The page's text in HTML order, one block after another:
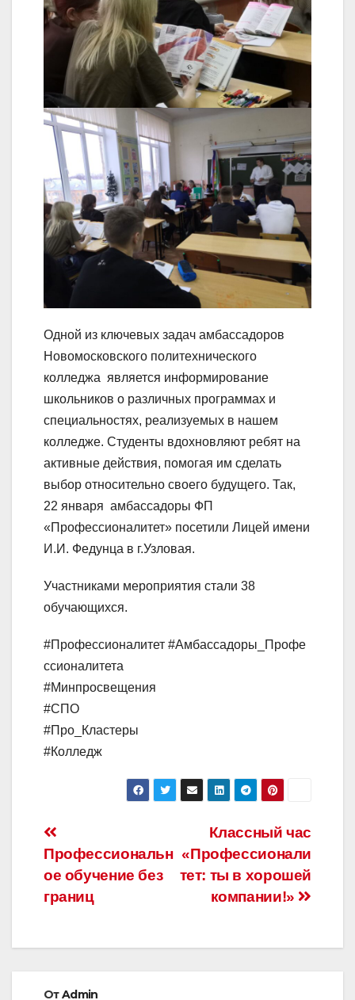
Одной из ключевых задач амбассадоров
Новомосковского политехнического
колледжа является информирование
школьников о различных программах и
специальностях, реализуемых в нашем
колледже. Студенты вдохновляют ребят на
активные действия, помогая им сделать
выбор относительно своего будущего. Так,
22 января амбассадоры ФП
«Профессионалитет» посетили Лицей имени
И.И. Федунца в г.Узловая.
Участниками мероприятия стали 38
обучающихся.
#Профессионалитет #Амбассадоры_Профе
ссионалитета
#Минпросвещения
#СПО
#Про_Кластеры
#Колледж
Навигация
по
записям
Классный час
«Профессионали
тет: ты в хорошей
компании!»
Профессиональн
ое обучение без
границ
ОтAdmin